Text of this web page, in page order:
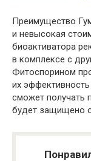
Преимущество
и невысокая
биоактиватора
в комплексе с
Фитоспорином
их
сможет получать
будет защищено